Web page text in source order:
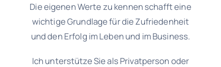
Die eigenen Werte zu kennen schafft eine
wichtige Grundlage für die Zufriedenheit
und den Erfolg im Leben und im Business.
Ich unterstütze Sie als Privatperson oder